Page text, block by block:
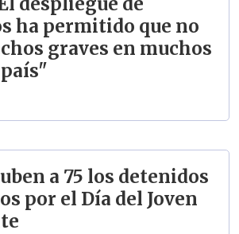
ha permitido que no
graves en muchos
a 75 los detenidos
por el Día del Joven